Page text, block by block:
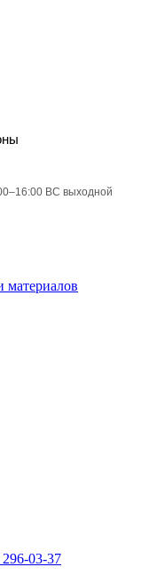
ВС выходной
материалов
296-03-37